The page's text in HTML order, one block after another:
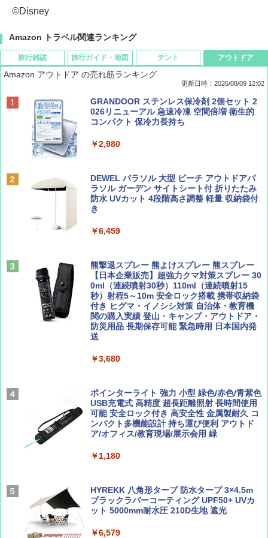
©Disney
Amazon トラベル関連ランキング
旅行雑誌
BE-PAL(ビ-パル) 2026年 9 月号【特別付録:
SOTO ミニマル"旅"財布 ランダム2種】
ディズニーファン ２０２６年 ９月号 [雑
誌] (ＤＩＳＮＥＹ ＦＡＮ)
￥713
￥1,540
Coyote No.89 特集 星野道夫 夢見る旅
AIRLINE（エアライン）2026年9月号【特
集】ボーイング110周年を祝して！
￥1,760
旅行ガイド・地図
地球の歩き方 スター・ウォーズ
￥2,695
D40 地球の歩き方 チェンマイ タイ北部の魅
力的な町 2026～2027 地球の歩き方D アジア
￥2,079
球の歩き方A ヨーロッパ
￥2,479
A26 地球の歩き方 チェコ ポーランド スロヴ
ァキア 2026～2027 地球の歩き方A ヨーロッ
新しい日本地理 地図・統計・移動から読み
解く (講談社現代新書)
￥1,540
テント
[キャンパーズコレクション 山善] ポップアッ
プテント 傘みたいに広げて畳める パッとサ
ッとサンシェード キューブ フルクローズ メ
&ハイキング カーキ PATC-150(KH)
PYKES PEAK (パイクスピーク) 着替えテン
ト プライバシー テント 【中が透けない】 1
ーチ ピクニック ポップアップテント 携帯 簡
￥4,980
ENDLESS BASE 《めざましテレビで紹介》
テント ワンタッチ RENEW 幅200 2-3人用 43
500002(89232)
￥5,999
ーティング フルクローズ メッシュ 3-4人用
簡単設置 ポップアップテント エクルベージ
ュ(BC仕様) PATC-150B(EB)
￥9,990
イド ブラックコーティング フルクローズ メ
ッシュ 4人用 簡単設置 ポップアップテント P
ATCW-150B エクルベージュ
￥-
アウトドア
Amazon アウトドア の売れ筋ランキング
更新日時：2026/08/09 12:02
GRANDOOR ステンレス保冷剤 2個セット 2
026リニューアル 急速冷凍 空間倍増 衛生的
コンパクト 保冷力長持ち
￥2,980
DEWEL パラソル 大型 ビーチ アウトドアパ
ラソル ガーデン サイトシート付 折りたたみ
防水 UVカット 4段階高さ調整 軽量 収納袋付
き
￥6,459
熊撃退スプレー 熊よけスプレー 熊スプレー
【日本企業販売】超強力クマ対策スプレー 30
0ml（連続噴射30秒）110ml（連続噴射15
秒）射程5～10m 安全ロック搭載 携帯収納袋
付き ヒグマ・イノシシ対策 自治体・教育機
関の購入実績 登山・キャンプ・アウトドア・
防災用品 長期保存可能 緊急時用 日本国内発
送
￥3,680
ポインターライト 強力 小型 緑色/赤色/青紫色
USB充電式 高精度 超長距離照射 長時間使用
可能 安全ロック付き 高安全性 金属製耐久 コ
ンパクト多機能設計 持ち運び便利 アウトド
ア/オフィス/教育現場/展示会用 緑
￥1,180
HYREKK 八角形タープ 防水タープ 3×4.5m
ブラックラバーコーティング UPF50+ UVカ
ット 5000mm耐水圧 210D生地 遮光
￥6,579